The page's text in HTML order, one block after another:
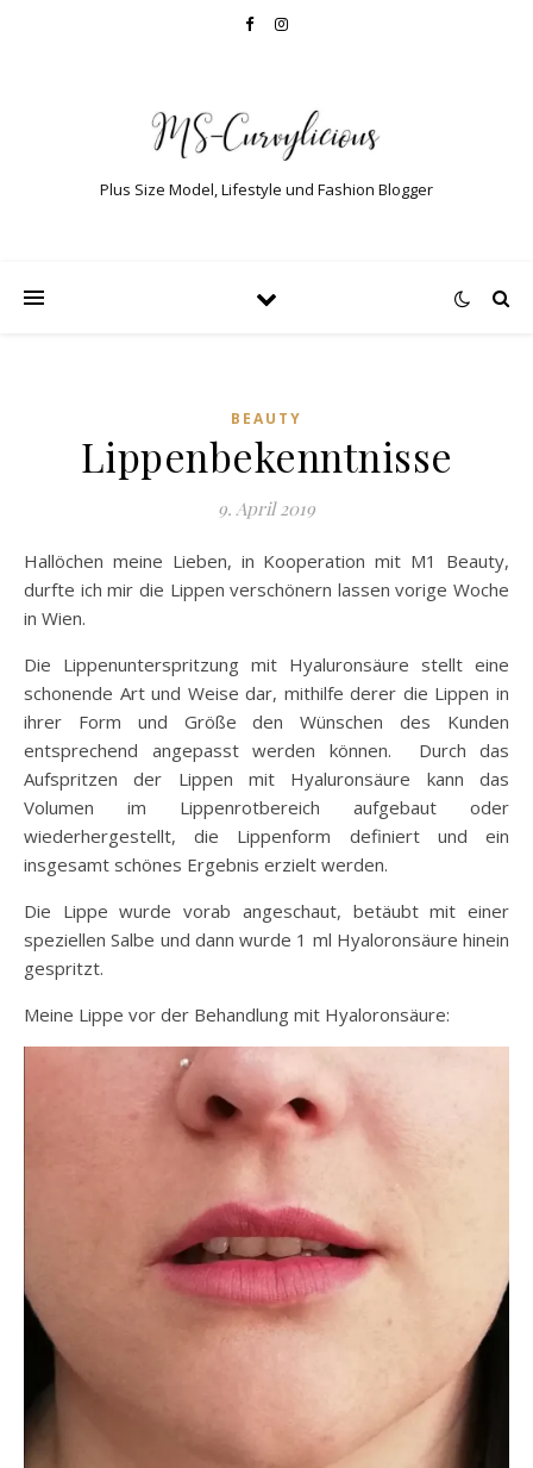
Plus Size Model, Lifestyle und Fashion Blogger
BEAUTY
Lippenbekenntnisse
9. April 2019
Hallöchen meine Lieben, in Kooperation mit M1 Beauty,
durfte ich mir die Lippen verschönern lassen vorige Woche
in Wien.
Die Lippenunterspritzung mit Hyaluronsäure stellt eine
schonende Art und Weise dar, mithilfe derer die Lippen in
ihrer Form und Größe den Wünschen des Kunden
entsprechend angepasst werden können. Durch das
Aufspritzen der Lippen mit Hyaluronsäure kann das
Volumen im Lippenrotbereich aufgebaut oder
wiederhergestellt, die Lippenform definiert und ein
insgesamt schönes Ergebnis erzielt werden.
Die Lippe wurde vorab angeschaut, betäubt mit einer
speziellen Salbe und dann wurde 1 ml Hyaloronsäure hinein
gespritzt.
Meine Lippe vor der Behandlung mit Hyaloronsäure: